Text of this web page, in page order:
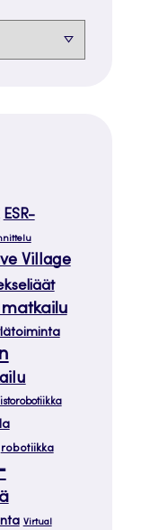
ESR-
Village
robotiikka
Virtual